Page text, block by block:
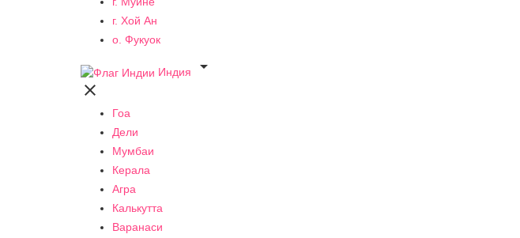
г. Хой Ан
о. Фукуок
Индия


Гоа
Дели
Мумбаи
Керала
Агра
Калькутта
Варанаси